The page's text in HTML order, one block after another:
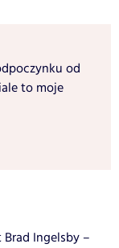
od
to moje
Ingelsby –